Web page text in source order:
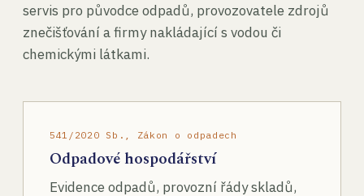
servis pro původce odpadů, provozovatele zdrojů
znečišťování a firmy nakládající s vodou či
chemickými látkami.
541/2020 Sb., Zákon o odpadech
Odpadové hospodářství
Evidence odpadů, provozní řády skladů,